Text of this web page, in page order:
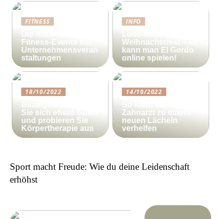
FITNESS
Fitness-Events bei
Unternehmensveran
staltungen
INFO
Weihnachtsfest – so
kann man El Gordo
online spielen!
18/10/2022
Sie sich etwas Gutes
und probieren Sie
Körpertherapie aus
14/10/2022
Zahnarzt zu einem
neuen Lächeln
verhelfen
Sport macht Freude: Wie du deine Leidenschaft
erhöhst